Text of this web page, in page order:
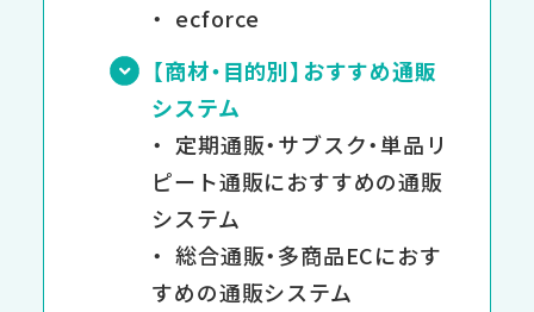
ecforce
【商材・目的別】おすすめ通販
システム
定期通販・サブスク・単品リ
ピート通販におすすめの通販
システム
総合通販・多商品ECにおす
すめの通販システム